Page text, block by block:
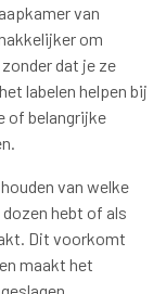
van
om
dat je ze
labelen helpen bij
of belangrijke
van welke
hebt of als
Dit voorkomt
maakt het